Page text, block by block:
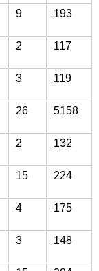
9 193
2 117
3 119
26 5158
2 132
15 224
4 175
3 148